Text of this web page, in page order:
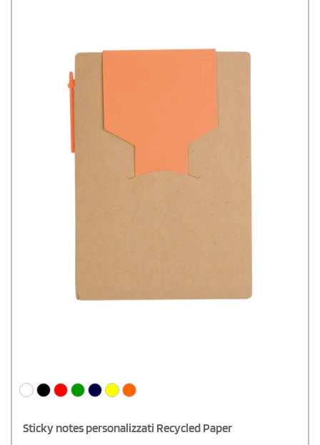
Sticky notes personalizzati Recycled Paper